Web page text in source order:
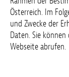
Österreich. Im
und Zwecke der
Daten. Sie
Webseite abrufen.